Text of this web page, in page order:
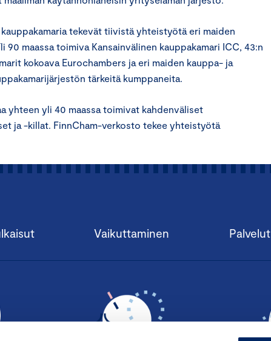
kauppakamaria tekevät tiivistä yhteistyötä eri maiden
90 maassa toimiva Kansainvälinen kauppakamari ICC, 43:n
kokoava Eurochambers ja eri maiden kauppa- ja
tärkeitä kumppaneita.
yhteen yli 40 maassa toimivat kahdenväliset
ja -killat. FinnCham-verkosto tekee yhteistyötä
Vaikuttaminen Palvelut